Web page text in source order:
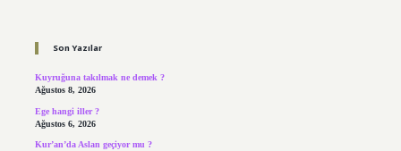
Son Yazılar
Kuyruğuna takılmak ne demek ?
Ağustos 8, 2026
Ege hangi iller ?
Ağustos 6, 2026
Kur’an’da Aslan geçiyor mu ?